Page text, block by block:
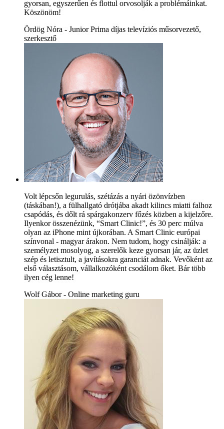
gyorsan, egyszerűen és flottul orvosolják a problémáinkat.
Köszönöm!
Ördög Nóra - Junior Prima díjas televíziós műsorvezető,
szerkesztő
Volt lépcsőn legurulás, szétázás a nyári özönvízben
(táskában!), a fülhallgató drótjába akadt kilincs miatti falhoz
csapódás, és dőlt rá spárgakonzerv főzés közben a kijelzőre.
Ilyenkor összenézünk, “Smart Clinic!”, és 30 perc múlva
olyan az iPhone mint újkorában. A Smart Clinic európai
színvonal - magyar árakon. Nem tudom, hogy csinálják: a
személyzet mosolyog, a szerelők keze gyorsan jár, az üzlet
szép és letisztult, a javításokra garanciát adnak. Vevőként az
első választásom, vállalkozóként csodálom őket. Bár több
ilyen cég lenne!
Wolf Gábor - Online marketing guru